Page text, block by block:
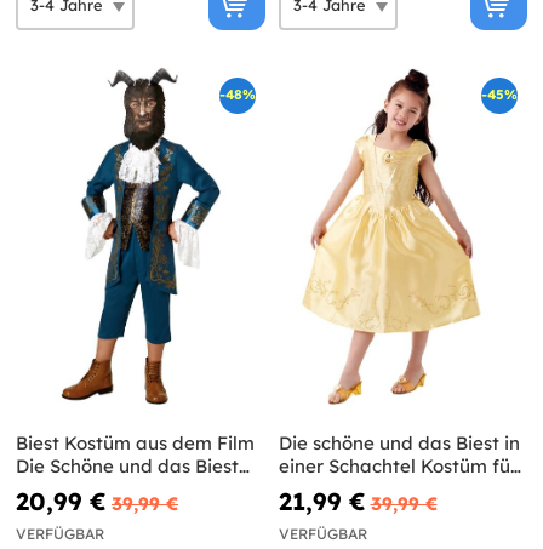
-48%
Biest Kostüm aus dem Film
Die Schöne und das Biest
für Jungen
20,99 € 39,99 €
VERFÜGBAR
-45%
Die schöne und das Biest in
einer Schachtel Kostüm für
Mädchen
21,99 € 39,99 €
VERFÜGBAR